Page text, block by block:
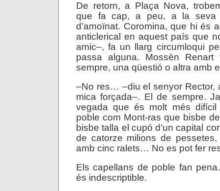
De retorn, a Plaça Nova,
que fa cap, a peu, a la seva
d’amoïnat. Coromina, que hi és
anticlerical en aquest país que
amic–, fa un llarg circumloqui
passa alguna. Mossèn
sempre, una qüestió o altra amb
–No res… –diu el senyor Rector,
mica forçada–. El de sempre.
vegada que és molt més difícil
poble com Mont-ras que bisbe
bisbe talla el cupó d’un capital
de catorze milions de
amb cinc ralets… No es pot fer
Els capellans de poble fan
és indescriptible.